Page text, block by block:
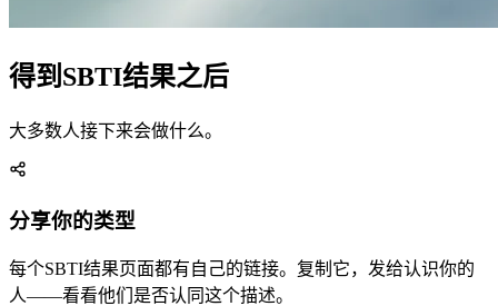
得到SBTI结果之后
大多数人接下来会做什么。
分享你的类型
每个SBTI结果页面都有自己的链接。复制它，发给认识你的
人——看看他们是否认同这个描述。